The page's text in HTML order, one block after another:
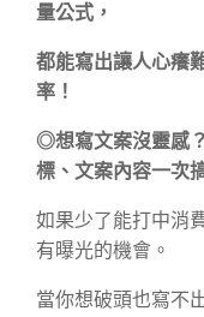
量公式，
都能寫出讓人心癢
率！
◎想寫文案沒靈感
標、文案內容一次
如果少了能打中消
有曝光的機會。
當你想破頭也寫不